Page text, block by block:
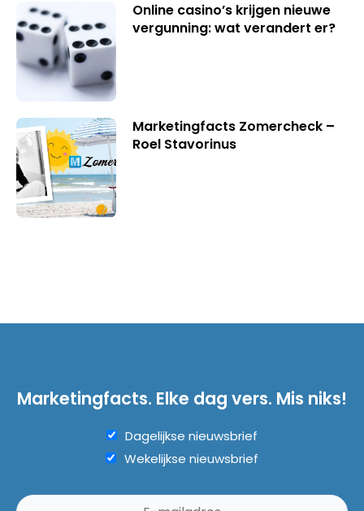
Online casino’s krijgen nieuwe
vergunning: wat verandert er?
Marketingfacts Zomercheck –
Roel Stavorinus
Marketingfacts. Elke dag vers. Mis niks!
Dagelijkse nieuwsbrief
Wekelijkse nieuwsbrief